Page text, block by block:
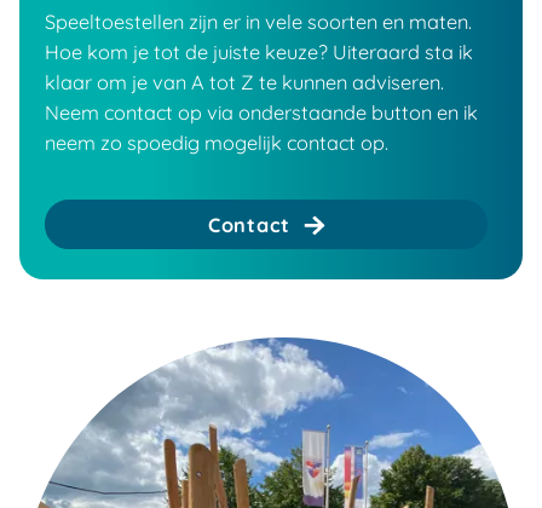
Speeltoestellen zijn er in vele soorten en maten.
Hoe kom je tot de juiste keuze? Uiteraard sta ik
klaar om je van A tot Z te kunnen adviseren.
Neem contact op via onderstaande button en ik
neem zo spoedig mogelijk contact op.
Contact